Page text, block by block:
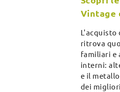
Vintage
L'acquisto
ritrova
familiari e
interni:
e il
dei